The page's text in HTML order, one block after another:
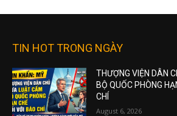
TIN HOT TRONG NGÀY
THƯỢNG VIỆN DÂN
BỘ QUỐC PHÒNG
CHÍ
August 6, 2026